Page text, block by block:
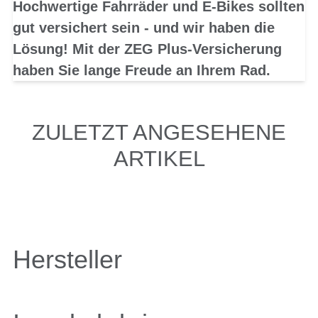
Hochwertige Fahrräder und E-Bikes sollten
gut versichert sein - und wir haben die
Lösung! Mit der ZEG Plus-Versicherung
haben Sie lange Freude an Ihrem Rad.
ZULETZT ANGESEHENE
ARTIKEL
Hersteller